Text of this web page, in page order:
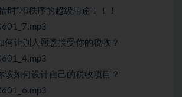
时”和秩序的超级用途！！！
何让别人愿意接受你的税收？
该如何设计自己的税收项目？